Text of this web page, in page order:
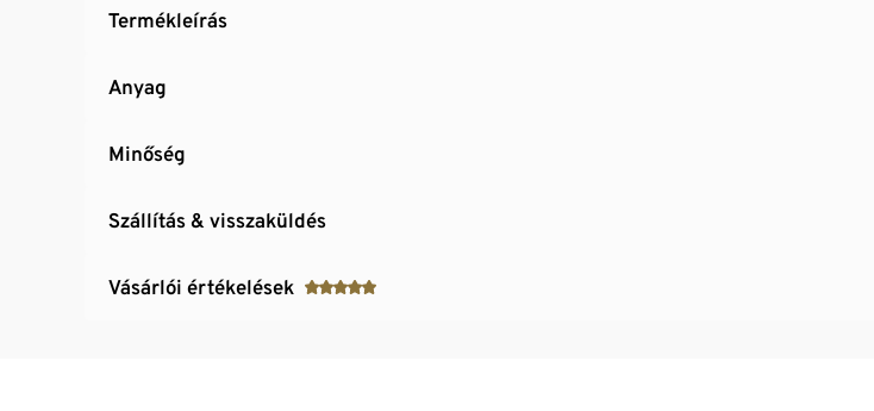
Termékleírás
Anyag
Minőség
Szállítás & visszaküldés
Vásárlói értékelések